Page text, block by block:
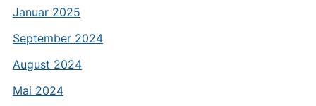
Januar 2025
September 2024
August 2024
Mai 2024